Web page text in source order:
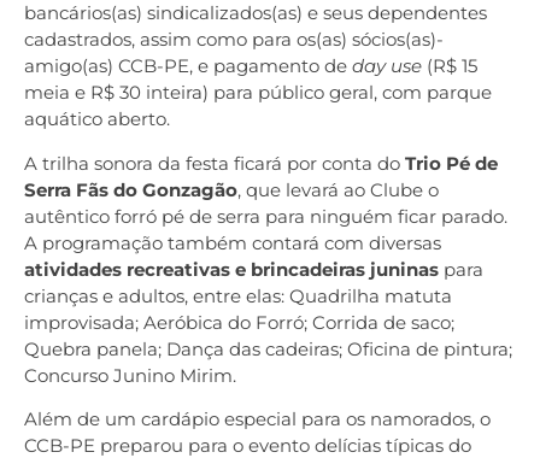
bancários(as) sindicalizados(as) e seus dependentes
cadastrados, assim como para os(as) sócios(as)-
amigo(as) CCB-PE, e pagamento de day use (R$ 15
meia e R$ 30 inteira) para público geral, com parque
aquático aberto.
A trilha sonora da festa ficará por conta do Trio Pé de
Serra Fãs do Gonzagão, que levará ao Clube o
autêntico forró pé de serra para ninguém ficar parado.
A programação também contará com diversas
atividades recreativas e brincadeiras juninas para
crianças e adultos, entre elas: Quadrilha matuta
improvisada; Aeróbica do Forró; Corrida de saco;
Quebra panela; Dança das cadeiras; Oficina de pintura;
Concurso Junino Mirim.
Além de um cardápio especial para os namorados, o
CCB-PE preparou para o evento delícias típicas do